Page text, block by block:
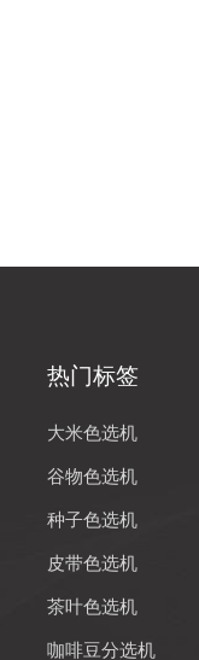
热门标签
大米色选机
谷物色选机
种子色选机
皮带色选机
茶叶色选机
咖啡豆分选机